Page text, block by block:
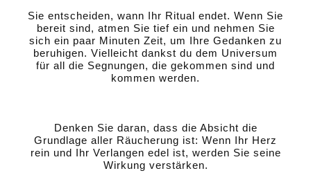
Sie entscheiden, wann Ihr Ritual endet. Wenn Sie
bereit sind, atmen Sie tief ein und nehmen Sie
sich ein paar Minuten Zeit, um Ihre Gedanken zu
beruhigen. Vielleicht dankst du dem Universum
für all die Segnungen, die gekommen sind und
kommen werden.
Denken Sie daran, dass die Absicht die
Grundlage aller Räucherung ist: Wenn Ihr Herz
rein und Ihr Verlangen edel ist, werden Sie seine
Wirkung verstärken.